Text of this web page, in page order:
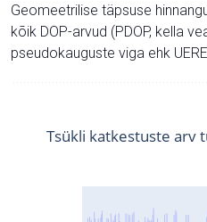
Geomeetrilise täpsuse
kõik DOP-arvud (PDOP, kella
pseudokauguste viga ehk
Tsükli katkestuste arv